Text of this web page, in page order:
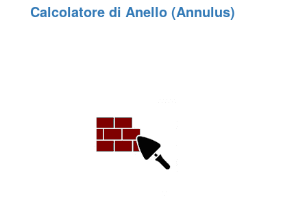
Calcolatore di Anello (Annulus)